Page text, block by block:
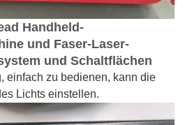
Handheld-
und Faser-Laser-
und Schaltflächen
einfach zu bedienen, kann die
Lichts einstellen.